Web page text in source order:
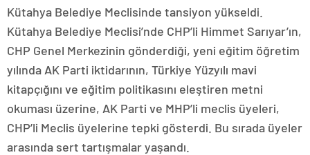
Kütahya Belediye Meclisinde tansiyon yükseldi.
Kütahya Belediye Meclisi’nde CHP’li Himmet Sarıyar’ın,
CHP Genel Merkezinin gönderdiği, yeni eğitim öğretim
yılında AK Parti iktidarının, Türkiye Yüzyılı mavi
kitapçığını ve eğitim politikasını eleştiren metni
okuması üzerine, AK Parti ve MHP’li meclis üyeleri,
CHP’li Meclis üyelerine tepki gösterdi. Bu sırada üyeler
arasında sert tartışmalar yaşandı.